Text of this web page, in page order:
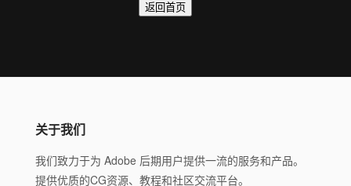
返回首页
关于我们
我们致力于为 Adobe 后期用户提供一流的服务和产品。
提供优质的CG资源、教程和社区交流平台。